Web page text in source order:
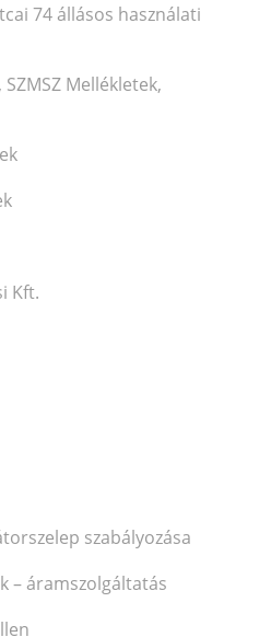
74 állásos használati
Mellékletek,
Kft.
szabályozása
– áramszolgáltatás